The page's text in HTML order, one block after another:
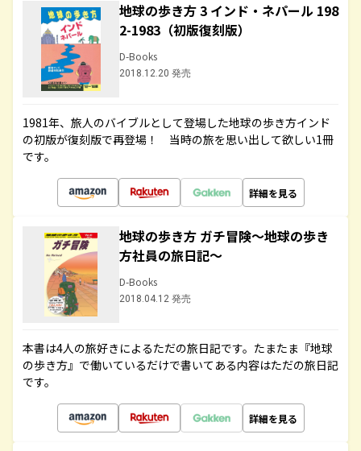
地球の歩き方 3 インド・ネパール 198
2-1983（初版復刻版）
D-Books
2018.12.20 発売
1981年、旅人のバイブルとして登場した地球の歩き方インド
の初版が復刻版で再登場！ 当時の旅を思い出して欲しい1冊
です。
詳細を見る
地球の歩き方 ガチ冒険～地球の歩き
方社員の旅日記～
D-Books
2018.04.12 発売
本書は4人の旅好きによるただの旅日記です。たまたま『地球
の歩き方』で働いているだけで書いてある内容はただの旅日記
です。
詳細を見る